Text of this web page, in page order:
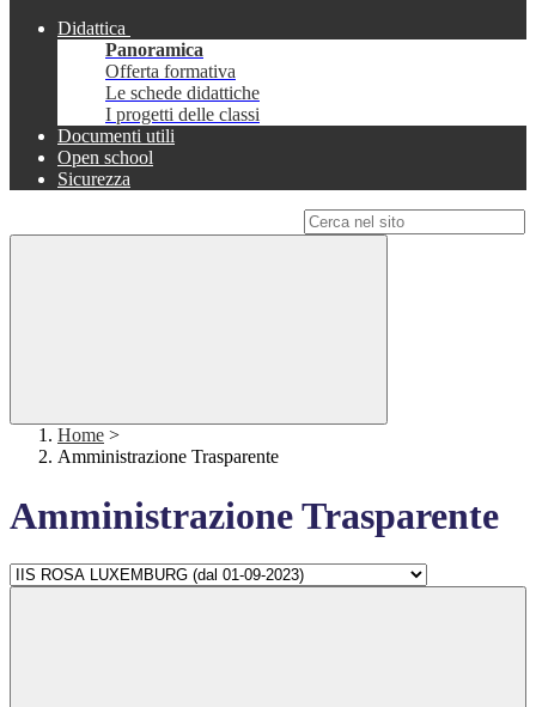
Didattica
Panoramica
Offerta formativa
Le schede didattiche
I progetti delle classi
Documenti utili
Open school
Sicurezza
Home >
Amministrazione Trasparente
Amministrazione Trasparente